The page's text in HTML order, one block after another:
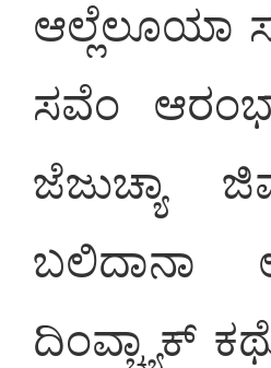
ಆಲ್ಲೆಲೂಯಾ
ಸವೆಂ
ಜೆಜುಚ್ಯಾ
ಬಲಿದಾನಾ
ದಿಂವ್ಚ್ಯಾಕ್